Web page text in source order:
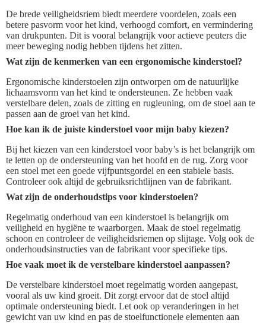
De brede veiligheidsriem biedt meerdere voordelen, zoals een
betere pasvorm voor het kind, verhoogd comfort, en vermindering
van drukpunten. Dit is vooral belangrijk voor actieve peuters die
meer beweging nodig hebben tijdens het zitten.
Wat zijn de kenmerken van een ergonomische kinderstoel?
Ergonomische kinderstoelen zijn ontworpen om de natuurlijke
lichaamsvorm van het kind te ondersteunen. Ze hebben vaak
verstelbare delen, zoals de zitting en rugleuning, om de stoel aan te
passen aan de groei van het kind.
Hoe kan ik de juiste kinderstoel voor mijn baby kiezen?
Bij het kiezen van een kinderstoel voor baby’s is het belangrijk om
te letten op de ondersteuning van het hoofd en de rug. Zorg voor
een stoel met een goede vijfpuntsgordel en een stabiele basis.
Controleer ook altijd de gebruiksrichtlijnen van de fabrikant.
Wat zijn de onderhoudstips voor kinderstoelen?
Regelmatig onderhoud van een kinderstoel is belangrijk om
veiligheid en hygiëne te waarborgen. Maak de stoel regelmatig
schoon en controleer de veiligheidsriemen op slijtage. Volg ook de
onderhoudsinstructies van de fabrikant voor specifieke tips.
Hoe vaak moet ik de verstelbare kinderstoel aanpassen?
De verstelbare kinderstoel moet regelmatig worden aangepast,
vooral als uw kind groeit. Dit zorgt ervoor dat de stoel altijd
optimale ondersteuning biedt. Let ook op veranderingen in het
gewicht van uw kind en pas de stoelfunctionele elementen aan